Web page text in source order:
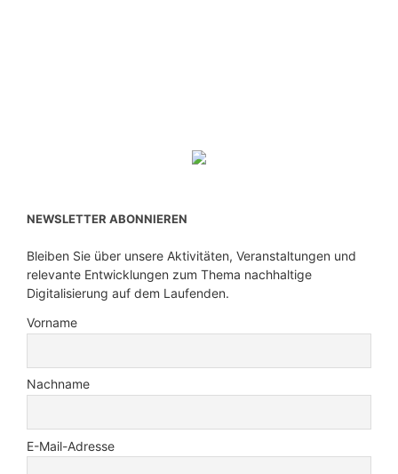
NEWSLETTER ABONNIEREN
Bleiben Sie über unsere Aktivitäten, Veranstaltungen und
relevante Entwicklungen zum Thema nachhaltige
Digitalisierung auf dem Laufenden.
Vorname
Nachname
E-Mail-Adresse